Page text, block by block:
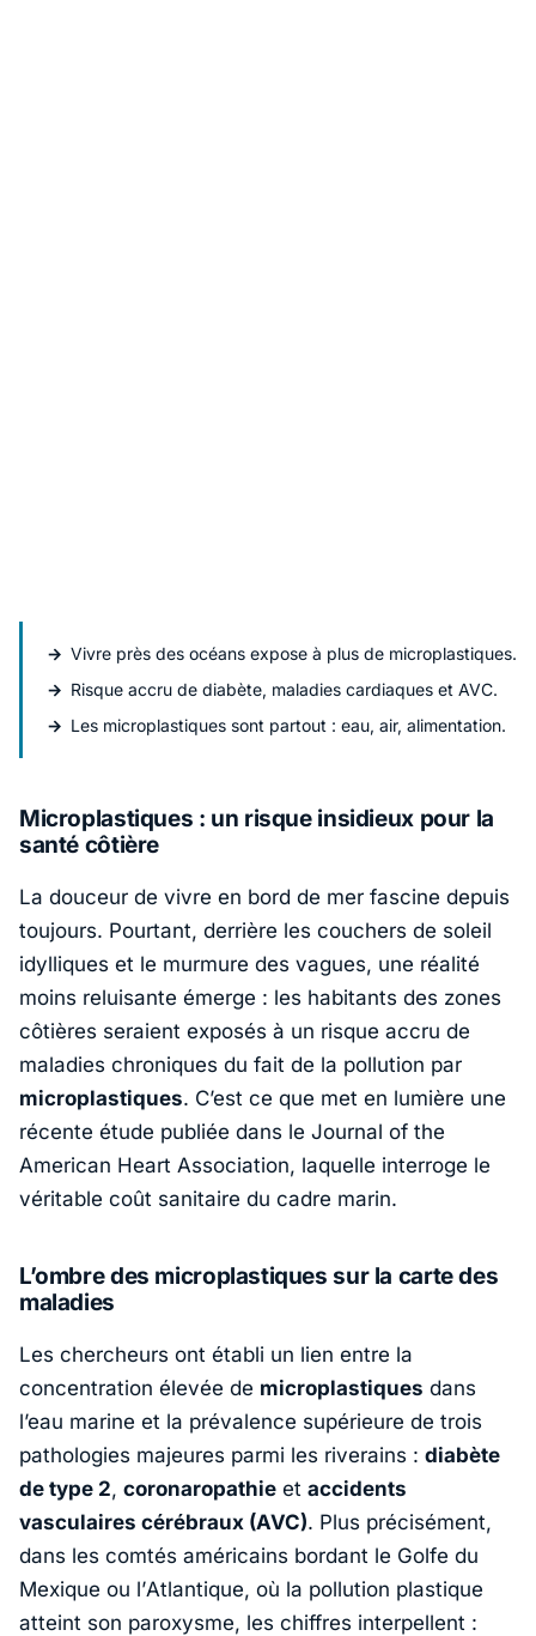
Vivre près des océans expose à plus de microplastiques.
Risque accru de diabète, maladies cardiaques et AVC.
Les microplastiques sont partout : eau, air, alimentation.
Microplastiques : un risque insidieux pour la
santé côtière
La douceur de vivre en bord de mer fascine depuis
toujours. Pourtant, derrière les couchers de soleil
idylliques et le murmure des vagues, une réalité
moins reluisante émerge : les habitants des zones
côtières seraient exposés à un risque accru de
maladies chroniques du fait de la pollution par
microplastiques. C’est ce que met en lumière une
récente étude publiée dans le Journal of the
American Heart Association, laquelle interroge le
véritable coût sanitaire du cadre marin.
L’ombre des microplastiques sur la carte des
maladies
Les chercheurs ont établi un lien entre la
concentration élevée de microplastiques dans
l’eau marine et la prévalence supérieure de trois
pathologies majeures parmi les riverains : diabète
de type 2, coronaropathie et accidents
vasculaires cérébraux (AVC). Plus précisément,
dans les comtés américains bordant le Golfe du
Mexique ou l’Atlantique, où la pollution plastique
atteint son paroxysme, les chiffres interpellent :